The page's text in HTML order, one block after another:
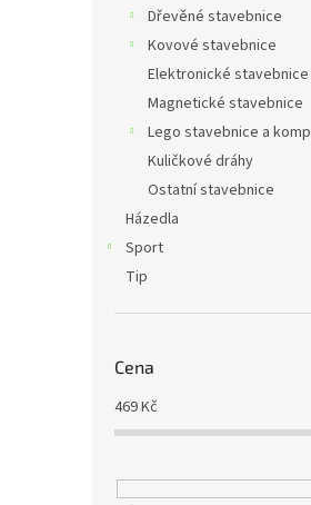
Dřevěné stavebnice
Kovové stavebnice
Elektronické stavebnice
Magnetické stavebnice
Lego stavebnice a
Kuličkové dráhy
Ostatní stavebnice
Házedla
Sport
Tip
Cena
469Kč